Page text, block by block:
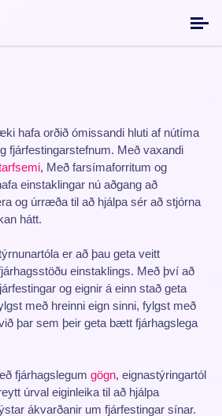
hafa orðið ómissandi hluti af nútíma
fjárfestingarstefnum. Með vaxandi
, Með farsímaforritum og
einstaklingar nú aðgang að
og úrræða til að hjálpa sér að stjórna
hátt.
er að þau geta veitt
einstaklings. Með því að
og eignir á einn stað geta
með hreinni eign sinni, fylgst með
þar sem þeir geta bætt fjárhagslega
fjárhagslegum gögn, eignastýringartól
úrval eiginleika til að hjálpa
ákvarðanir um fjárfestingar sínar.